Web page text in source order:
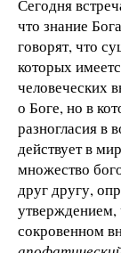
Сегодня
что знание
говорят, что
которых
человеческих
о Боге, но в
разногласия в
действует в
множество
друг другу,
утверждением,
сокровенном